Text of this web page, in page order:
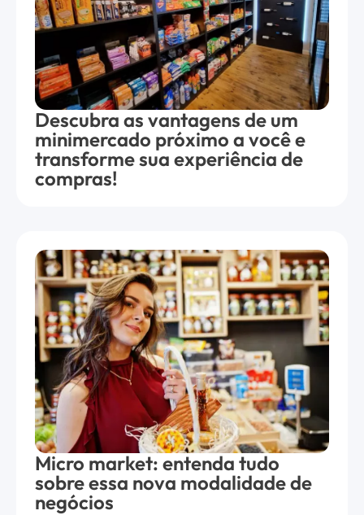
Descubra as vantagens de um
minimercado próximo a você e
transforme sua experiência de
compras!
Micro market: entenda tudo
sobre essa nova modalidade de
negócios